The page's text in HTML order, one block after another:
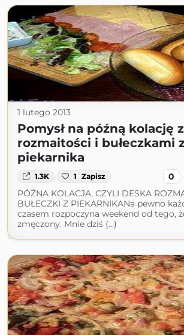
1 lutego 2013
Pomysł na późną kolację
rozmaitości i bułeczkami
piekarnika
1.3K 1 Zapisz 0
PÓŹNA KOLACJA, CZYLI DESKA
BUŁECZKI Z PIEKARNIKANa pewno
czasem rozpoczyna weekend od tego,
zmęczony. Mnie dziś (...)